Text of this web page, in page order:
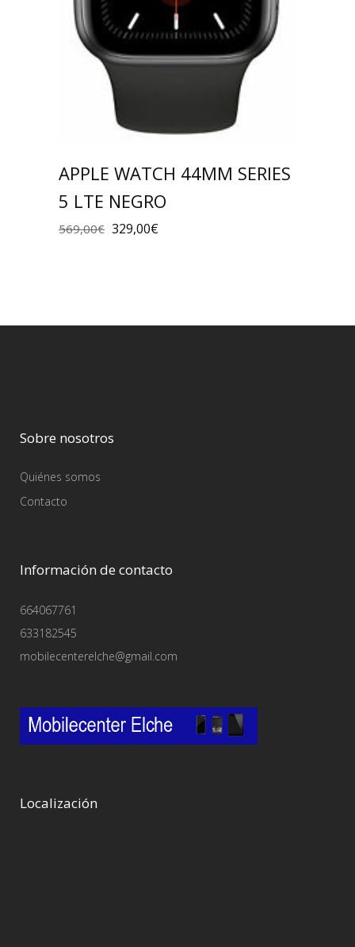
APPLE WATCH 44MM SERIES
5 LTE NEGRO
569,00€ 329,00€
Sobre nosotros
Quiénes somos
Contacto
Información de contacto
664067761
633182545
mobilecenterelche@gmail.com
Localización